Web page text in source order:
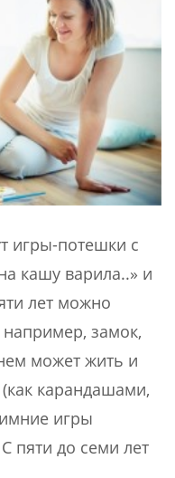
игры-потешки с
кашу варила..» и
лет можно
например, замок,
может жить и
карандашами,
игры
пяти до семи лет